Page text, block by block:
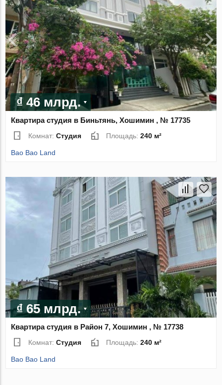
₫ 46 млрд.
Квартира студия в Биньтянь, Хошимин , № 17735
Комнат:Студия Площадь:240 м²
Bao Bao Land
₫ 65 млрд.
Квартира студия в Район 7, Хошимин , № 17738
Комнат:Студия Площадь:240 м²
Bao Bao Land